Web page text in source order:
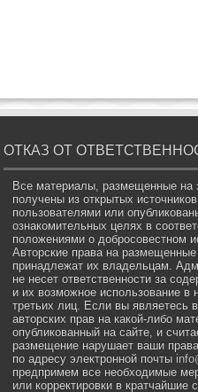
ОТКАЗ ОТ
Все материалы, размещенные на
получены из открытых
пользователями или
ознакомительных целях в
положениями о добросовестном
Авторские права на
принадлежат их владельцам.
не несет ответственности за
и их возможное использование в
третьих лиц. Если вы являетесь
авторских прав на какой-либо
опубликованный на сайте, и
размещение нарушает ваши
по адресу электронной почты
предпримем все необходимые
или корректировки в кратчайшие